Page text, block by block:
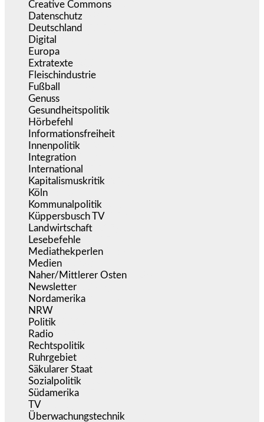
Creative Commons
Datenschutz
Deutschland
Digital
Europa
Extratexte
Fleischindustrie
Fußball
Genuss
Gesundheitspolitik
Hörbefehl
Informationsfreiheit
Innenpolitik
Integration
International
Kapitalismuskritik
Köln
Kommunalpolitik
Küppersbusch TV
Landwirtschaft
Lesebefehle
Mediathekperlen
Medien
Naher/Mittlerer Osten
Newsletter
Nordamerika
NRW
Politik
Radio
Rechtspolitik
Ruhrgebiet
Säkularer Staat
Sozialpolitik
Südamerika
TV
Überwachungstechnik